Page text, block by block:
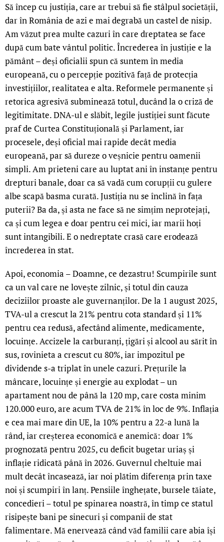
Să încep cu justiția, care ar trebui să fie stâlpul societății,
dar în România de azi e mai degrabă un castel de nisip.
Am văzut prea multe cazuri în care dreptatea se face
după cum bate vântul politic. Încrederea în justiție e la
pământ – deși oficialii spun că suntem în media
europeană, cu o percepție pozitivă față de protecția
investițiilor, realitatea e alta. Reformele permanente și
retorica agresivă subminează totul, ducând la o criză de
legitimitate. DNA-ul e slăbit, legile justiției sunt făcute
praf de Curtea Constituțională și Parlament, iar
procesele, deși oficial mai rapide decât media
europeană, par să dureze o veșnicie pentru oamenii
simpli. Am prieteni care au luptat ani în instanțe pentru
drepturi banale, doar ca să vadă cum corupții cu gulere
albe scapă basma curată. Justiția nu se înclină în fața
puterii? Ba da, și asta ne face să ne simțim neprotejați,
ca și cum legea e doar pentru cei mici, iar marii hoți
sunt intangibili. E o nedreptate crasă care erodează
încrederea în stat.
Apoi, economia – Doamne, ce dezastru! Scumpirile sunt
ca un val care ne lovește zilnic, și totul din cauza
deciziilor proaste ale guvernanților. De la 1 august 2025,
TVA-ul a crescut la 21% pentru cota standard și 11%
pentru cea redusă, afectând alimente, medicamente,
locuințe. Accizele la carburanți, țigări și alcool au sărit în
sus, rovinieta a crescut cu 80%, iar impozitul pe
dividende s-a triplat în unele cazuri. Prețurile la
mâncare, locuințe și energie au explodat – un
apartament nou de până la 120 mp, care costa minim
120.000 euro, are acum TVA de 21% în loc de 9%. Inflația
e cea mai mare din UE, la 10% pentru a 22-a lună la
rând, iar creșterea economică e anemică: doar 1%
prognozată pentru 2025, cu deficit bugetar uriaș și
inflație ridicată până în 2026. Guvernul cheltuie mai
mult decât încasează, iar noi plătim diferența prin taxe
noi și scumpiri în lanț. Pensiile înghețate, bursele tăiate,
concedieri – totul pe spinarea noastră, în timp ce statul
risipește bani pe sinecuri și companii de stat
falimentare. Mă enervează când văd familii care abia își